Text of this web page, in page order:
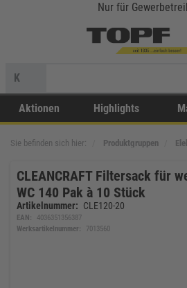
Nur für
K
Aktionen Highlights
Sie befinden sich hier: Produktgruppen
CLEANCRAFT Filtersack für
WC 140 Pak à 10 Stück
Artikelnummer: CLE120-20
EAN:
4036351356387
Werksartikelnummer:
7013560